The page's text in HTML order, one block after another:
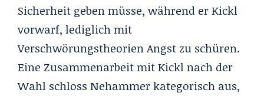
Sicherheit geben müsse, während er Kickl
vorwarf, lediglich mit
Verschwörungstheorien Angst zu schüren.
Eine Zusammenarbeit mit Kickl nach der
Wahl schloss Nehammer kategorisch aus,